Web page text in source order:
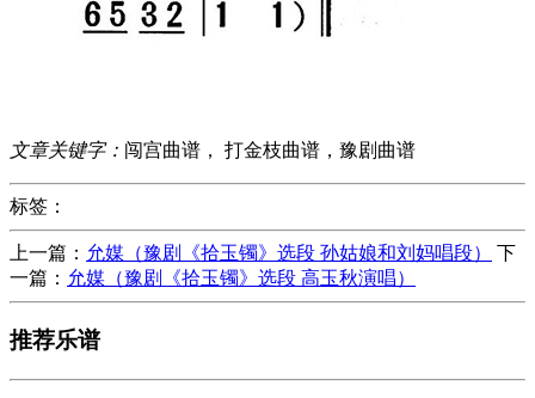
文章关键字： 闯宫曲谱， 打金枝曲谱，豫剧曲谱
标签：
上一篇： 允媒（豫剧《拾玉镯》选段 孙姑娘和刘妈唱段）
下
一篇： 允媒（豫剧《拾玉镯》选段 高玉秋演唱）
推荐乐谱